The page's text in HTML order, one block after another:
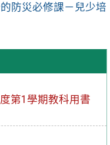
第1學期教科用書
防災必修課－兒少培